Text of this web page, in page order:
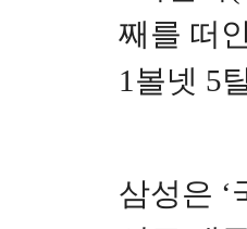
째를 떠
1볼넷 5
삼성은 ‘